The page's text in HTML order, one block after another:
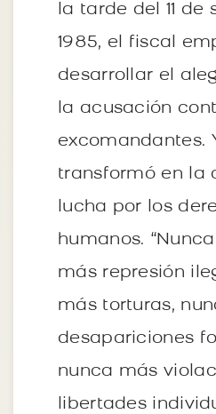
la tarde del 11
1985, el fiscal
desarrollar el
la acusación
excomandantes.
transformó en la
lucha por los
humanos.
más represión
más torturas,
desapariciones
nunca más
libertades